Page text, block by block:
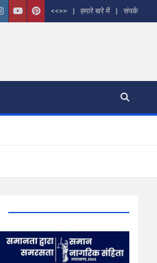
<<>> हमारे बारे में संपर्क